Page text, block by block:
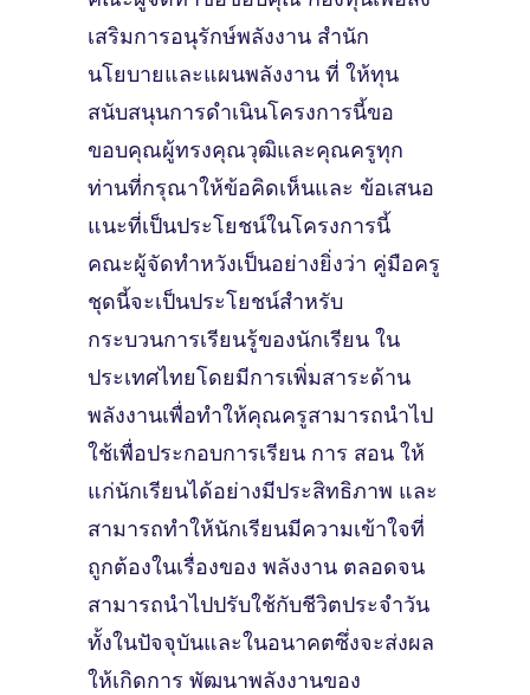
เสริมการอนุรักษ์พลังงาน สํานัก
นโยบายและแผนพลังงาน ที่ ให้ทุน
สนับสนุนการดําเนินโครงการนี้ขอ
ขอบคุณผู้ทรงคุณวุฒิและคุณครูทุก
ท่านที่กรุณาให้ข้อคิดเห็นและ ข้อเสนอ
แนะที่เป็นประโยชน์ในโครงการนี้
คณะผู้จัดทําหวังเป็นอย่างยิ่งว่า คู่มือครู
ชุดนี้จะเป็นประโยชน์สําหรับ
กระบวนการเรียนรู้ของนักเรียน ใน
ประเทศไทยโดยมีการเพิ่มสาระด้าน
พลังงานเพื่อทําให้คุณครูสามารถนําไป
ใช้เพื่อประกอบการเรียน การ สอน ให้
แก่นักเรียนได้อย่างมีประสิทธิภาพ และ
สามารถทําให้นักเรียนมีความเข้าใจที่
ถูกต้องในเรื่องของ พลังงาน ตลอดจน
สามารถนําไปปรับใช้กับชีวิตประจําวัน
ทั้งในปัจจุบันและในอนาคตซึ่งจะส่งผล
ให้เกิดการ พัฒนาพลังงานของ